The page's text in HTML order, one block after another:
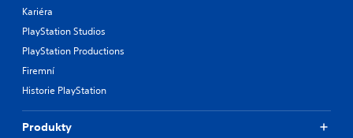
Kariéra
PlayStation Studios
PlayStation Productions
Firemní
Historie PlayStation
Produkty